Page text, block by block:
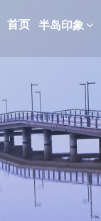
首页 半岛印象